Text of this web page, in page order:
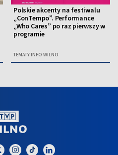
Polskie akcenty na festiwalu
„ConTempo”. Performance
„Who Cares” po raz pierwszy w
programie
TEMATY INFO WILNO